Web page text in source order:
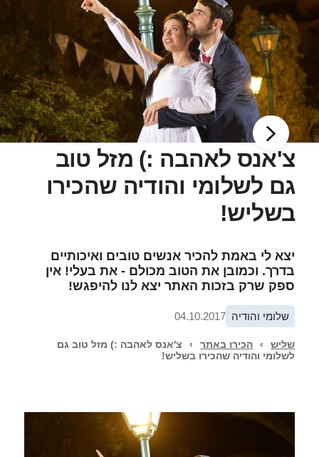
צ'אנס לאהבה :) מזל טוב
גם לשלומי והודיה שהכירו
בשליש!
יצא לי באמת להכיר אנשים טובים ואיכותיים
בדרך. וכמובן את הטוב מכולם - את בעלי! אין
ספק שרק בזכות האתר יצא לנו להיפגש!
שלומי והודיה 04.10.2017
שליש › הכירו באתר ›
צ'אנס לאהבה :) מזל טוב גם
לשלומי והודיה שהכירו בשליש!